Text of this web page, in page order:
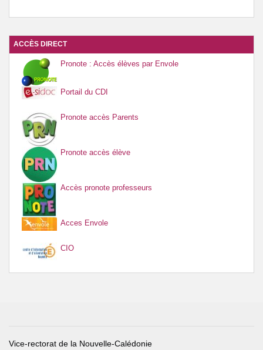
ACCÈS DIRECT
Pronote : Accès élèves par Envole
Portail du CDI
Pronote accès Parents
Pronote accès élève
Accès pronote professeurs
Acces Envole
CIO
Vice-rectorat de la Nouvelle-Calédonie